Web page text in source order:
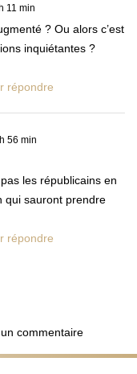
11 min
? Ou alors c’est
inquiétantes ?
répondre
56 min
les républicains en
qui sauront prendre
répondre
commentaire